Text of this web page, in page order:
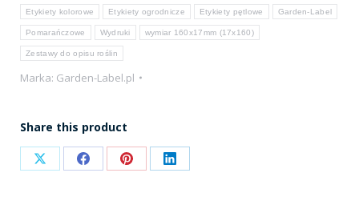
Etykiety kolorowe Etykiety ogrodnicze Etykiety pętlowe Garden-Label
Pomarańczowe Wydruki wymiar 160x17mm (17x160)
Zestawy do opisu roślin
Marka: Garden-Label.pl
Share this product
Share Share Share Share